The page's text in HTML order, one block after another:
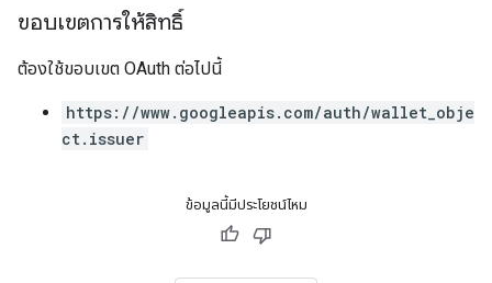
ขอบเขตการให้สิทธิ์
ต้องใช้ขอบเขต OAuth ต่อไปนี้
https://www.googleapis.com/auth/wallet_obje
ct.issuer
ข้อมูลนี้มีประโยชน์ไหม